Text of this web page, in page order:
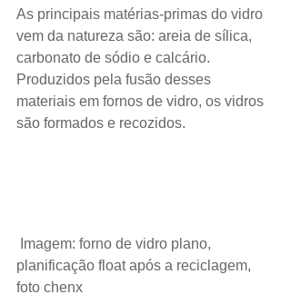
As principais matérias-primas do vidro
vem da natureza são: areia de sílica,
carbonato de sódio e calcário.
Produzidos pela fusão desses
materiais em fornos de vidro, os vidros
são formados e recozidos.
planificação float após a reciclagem,
foto chenx